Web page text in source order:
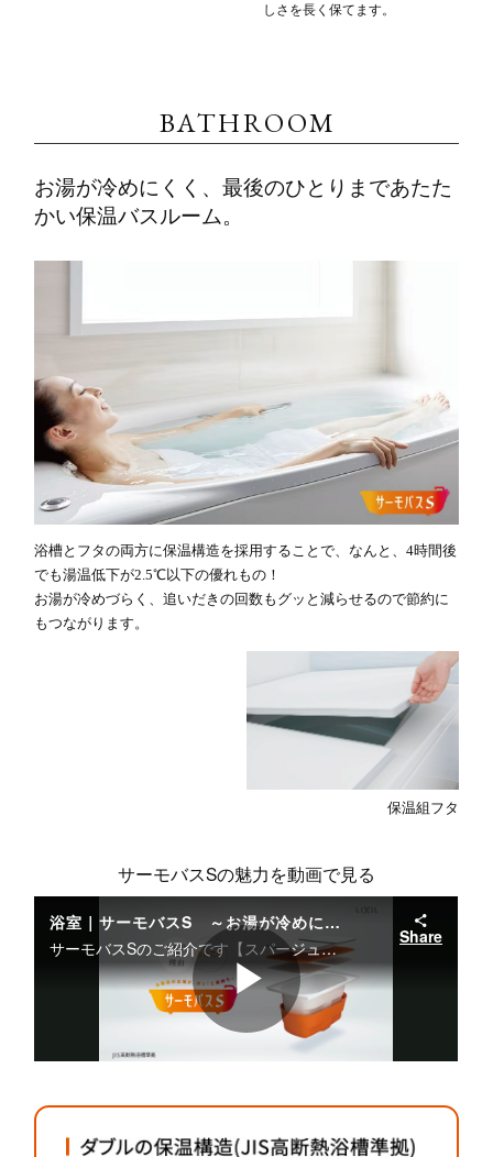
しさを長く保てます。
BATHROOM
お湯が冷めにくく、最後のひとりまであたた
かい保温バスルーム。
浴槽とフタの両方に保温構造を採用することで、なんと、4時間後
でも湯温低下が2.5℃以下の優れもの！
お湯が冷めづらく、追いだきの回数もグッと減らせるので節約に
もつながります。
保温組フタ
サーモバスSの魅力を動画で見る